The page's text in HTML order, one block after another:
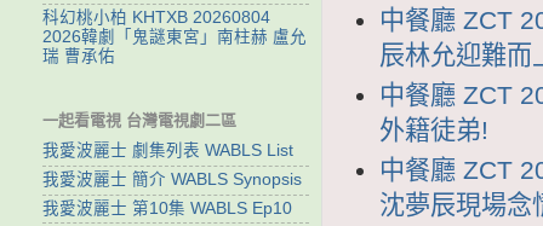
中餐廳 ZCT
辰林允迎難而
中餐廳 ZCT
外籍徒弟!
中餐廳 ZCT
沈夢辰現場念
科幻桃小柏 KHTXB 20260804
2026韓劇「鬼謎東宮」南柱赫 盧允
瑞 曹承佑
一起看電視 台灣電視劇二區
我愛波麗士 劇集列表 WABLS List
我愛波麗士 簡介 WABLS Synopsis
我愛波麗士 第10集 WABLS Ep10